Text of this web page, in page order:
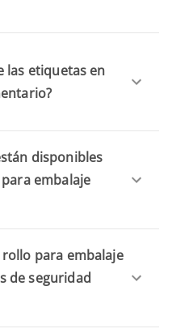
las etiquetas en
disponibles
embalaje
para embalaje
de seguridad